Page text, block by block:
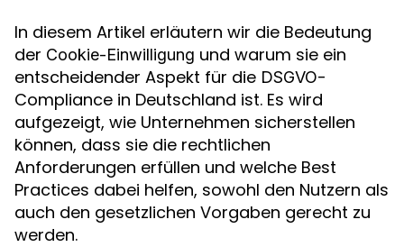
In diesem Artikel erläutern wir die Bedeutung
der Cookie-Einwilligung und warum sie ein
entscheidender Aspekt für die DSGVO-
Compliance in Deutschland ist. Es wird
aufgezeigt, wie Unternehmen sicherstellen
können, dass sie die rechtlichen
Anforderungen erfüllen und welche Best
Practices dabei helfen, sowohl den Nutzern als
auch den gesetzlichen Vorgaben gerecht zu
werden.